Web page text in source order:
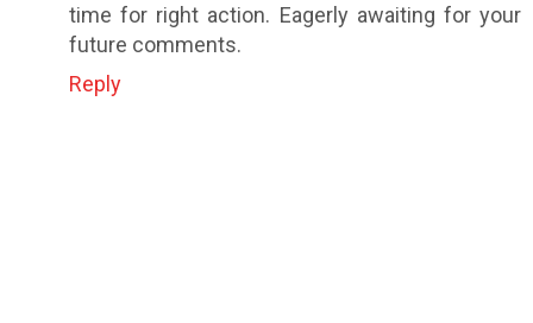
time for right action. Eagerly awaiting for your
future comments.
Reply